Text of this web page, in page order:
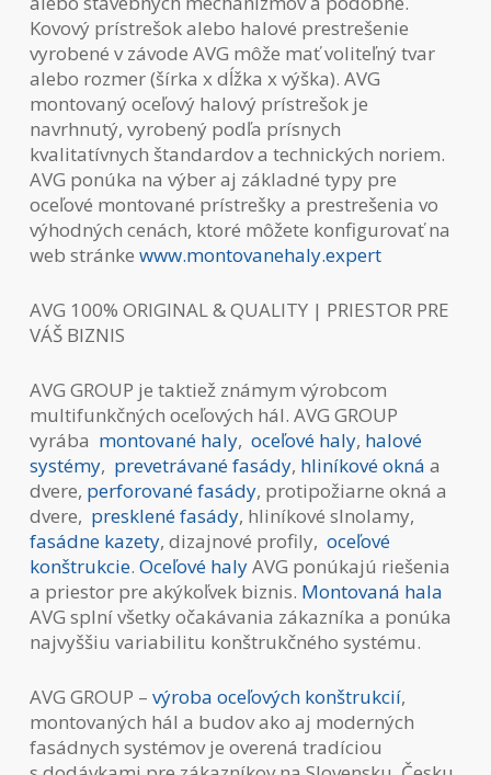
Kovový prístrešok alebo halové prestrešenie
vyrobené v závode AVG môže mať voliteľný tvar
alebo rozmer (šírka x dĺžka x výška). AVG
montovaný oceľový halový prístrešok je
navrhnutý, vyrobený podľa prísnych
kvalitatívnych štandardov a technických noriem.
AVG ponúka na výber aj základné typy pre
oceľové montované prístrešky a prestrešenia vo
výhodných cenách, ktoré môžete konfigurovať na
web stránke www.montovanehaly.expert
AVG 100% ORIGINAL & QUALITY | PRIESTOR PRE
VÁŠ BIZNIS
AVG GROUP je taktiež známym výrobcom
multifunkčných oceľových hál. AVG GROUP
vyrába montované haly, oceľové haly, halové
systémy, prevetrávané fasády, hliníkové okná a
dvere, perforované fasády, protipožiarne okná a
dvere, presklené fasády, hliníkové slnolamy,
fasádne kazety, dizajnové profily, oceľové
konštrukcie. Oceľové halyAVG ponúkajú riešenia
a priestor pre akýkoľvek biznis. Montovaná hala
AVG splní všetky očakávania zákazníka a ponúka
najvyššiu variabilitu konštrukčného systému.
AVG GROUP – výroba oceľových konštrukcií,
montovaných hál a budov ako aj moderných
fasádnych systémov je overená tradíciou